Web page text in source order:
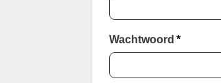
Wachtwoord *